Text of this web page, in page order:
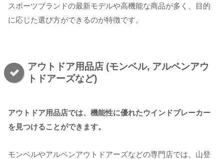
スポーツブランドの最新モデルや高機能な商品が多く、目的
に応じた選び方ができるのが特徴です。
アウトドア用品店 (モンベル, アルペンアウ
トドアーズなど)
アウトドア用品店では、機能性に優れたウインドブレーカー
を見つけることができます。
モンベルやアルペンアウトドアーズなどの専門店では、山登